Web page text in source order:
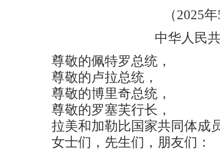
（2025
中华人民
尊敬的佩特罗总统，
尊敬的卢拉总统，
尊敬的博里奇总统，
尊敬的罗塞芙行长，
拉美和加勒比国家共同体成
女士们，先生们，朋友们：